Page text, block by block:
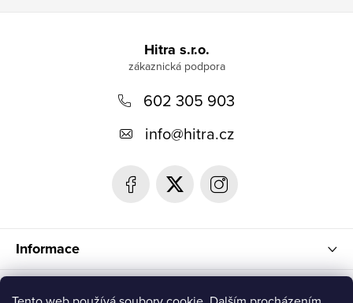
Informace
Hitra s.r.o.
602 305 903
info@hitra.cz